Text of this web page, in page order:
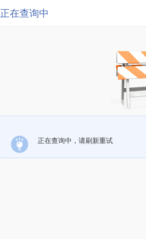
正在查询中
正在查询中，请刷新重试